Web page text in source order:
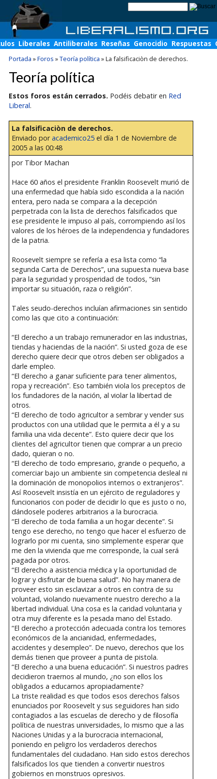
Liberales Antiliberales Reseñas Genocidio Respuestas
Portada »Foros »Teoría política »La falsificaciòn de derechos.
Teoría política
Estos foros están cerrados. Podéis debatir en Red
Liberal.
La falsificaciòn de derechos.
Enviado poracademico25el día 1 de Noviembre de
2005 a las 00:48
por Tibor Machan
Hace 60 años el presidente Franklin Roosevelt murió de
una enfermedad que había sido escondida a la nación
entera, pero nada se compara a la decepción
perpetrada con la lista de derechos falsificados que
ese presidente le impuso al país, corrompiendo así los
valores de los héroes de la independencia y fundadores
de la patria.
Roosevelt siempre se refería a esa lista como “la
segunda Carta de Derechos”, una supuesta nueva base
para la seguridad y prosperidad de todos, “sin
importar su situación, raza o religión”.
Tales seudo-derechos incluían afirmaciones sin sentido
como las que cito a continuación:
“El derecho a un trabajo remunerador en las industrias,
tiendas y haciendas de la nación”. Si usted goza de ese
derecho quiere decir que otros deben ser obligados a
darle empleo.
“El derecho a ganar suficiente para tener alimentos,
ropa y recreación”. Eso también viola los preceptos de
los fundadores de la nación, al violar la libertad de
otros.
“El derecho de todo agricultor a sembrar y vender sus
productos con una utilidad que le permita a él y a su
familia una vida decente”. Esto quiere decir que los
clientes del agricultor tienen que comprar a un precio
dado, quieran o no.
“El derecho de todo empresario, grande o pequeño, a
comerciar bajo un ambiente sin competencia desleal ni
la dominación de monopolios internos o extranjeros”.
Así Roosevelt insistía en un ejército de reguladores y
funcionarios con poder de decidir lo que es justo o no,
dándosele poderes arbitrarios a la burocracia.
“El derecho de toda familia a un hogar decente”. Si
tengo ese derecho, no tengo que hacer el esfuerzo de
lograrlo por mi cuenta, sino simplemente esperar que
me den la vivienda que me corresponde, la cual será
pagada por otros.
“El derecho a asistencia médica y la oportunidad de
lograr y disfrutar de buena salud”. No hay manera de
proveer esto sin esclavizar a otros en contra de su
voluntad, violando nuevamente nuestro derecho a la
libertad individual. Una cosa es la caridad voluntaria y
otra muy diferente es la pesada mano del Estado.
“El derecho a protección adecuada contra los temores
económicos de la ancianidad, enfermedades,
accidentes y desempleo”. De nuevo, derechos que los
demás tienen que proveer a punta de pistola.
“El derecho a una buena educación”. Si nuestros padres
decidieron traernos al mundo, ¿no son ellos los
obligados a educarnos apropiadamente?
La triste realidad es que todos esos derechos falsos
enunciados por Roosevelt y sus seguidores han sido
contagiados a las escuelas de derecho y de filosofía
política de nuestras universidades, lo mismo que a las
Naciones Unidas y a la burocracia internacional,
poniendo en peligro los verdaderos derechos
fundamentales del ciudadano. Han sido estos derechos
falsificados los que tienden a convertir nuestros
gobiernos en monstruos opresivos.